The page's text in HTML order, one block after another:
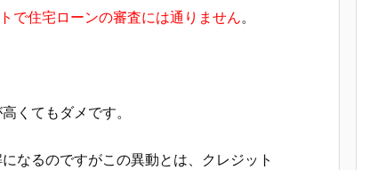
で住宅ローンの審査には通りません。
くてもダメです。
なるのですがこの異動とは、クレジット